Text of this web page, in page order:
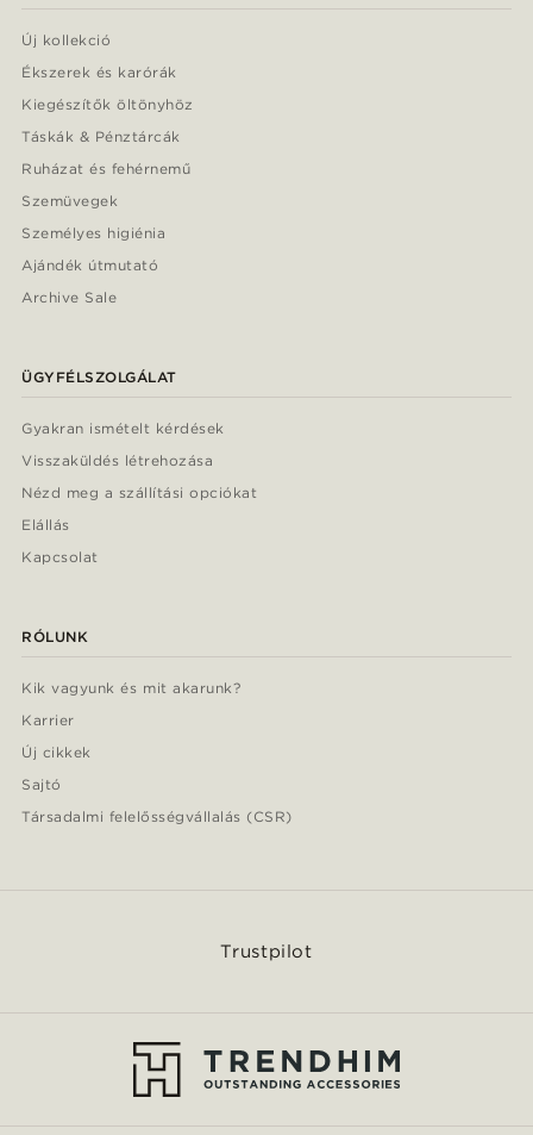
Új kollekció
Ékszerek és karórák
Kiegészítők öltönyhöz
Táskák & Pénztárcák
Ruházat és fehérnemű
Szemüvegek
Személyes higiénia
Ajándék útmutató
Archive Sale
ÜGYFÉLSZOLGÁLAT
Gyakran ismételt kérdések
Visszaküldés létrehozása
Nézd meg a szállítási opciókat
Elállás
Kapcsolat
RÓLUNK
Kik vagyunk és mit akarunk?
Karrier
Új cikkek
Sajtó
Társadalmi felelősségvállalás (CSR)
Trustpilot